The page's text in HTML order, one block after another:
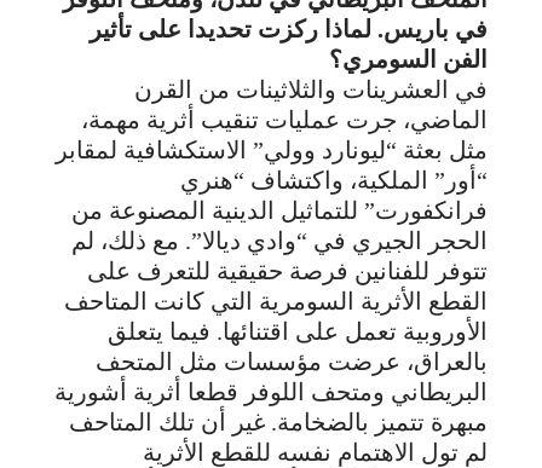
في باريس. لماذا ركزت تحديدا على تأثير
الفن السومري؟
في العشرينات والثلاثينات من القرن
الماضي، جرت عمليات تنقيب أثرية مهمة،
مثل بعثة “ليونارد وولي” الاستكشافية لمقابر
“أور” الملكية، واكتشاف “هنري
فرانكفورت” للتماثيل الدينية المصنوعة من
الحجر الجيري في “وادي ديالا”. مع ذلك، لم
تتوفر للفنانين فرصة حقيقية للتعرف على
القطع الأثرية السومرية التي كانت المتاحف
الأوروبية تعمل على اقتنائها. فيما يتعلق
بالعراق، عرضت مؤسسات مثل المتحف
البريطاني ومتحف اللوفر قطعا أثرية أشورية
مبهرة تتميز بالضخامة. غير أن تلك المتاحف
لم تول الاهتمام نفسه للقطع الأثرية